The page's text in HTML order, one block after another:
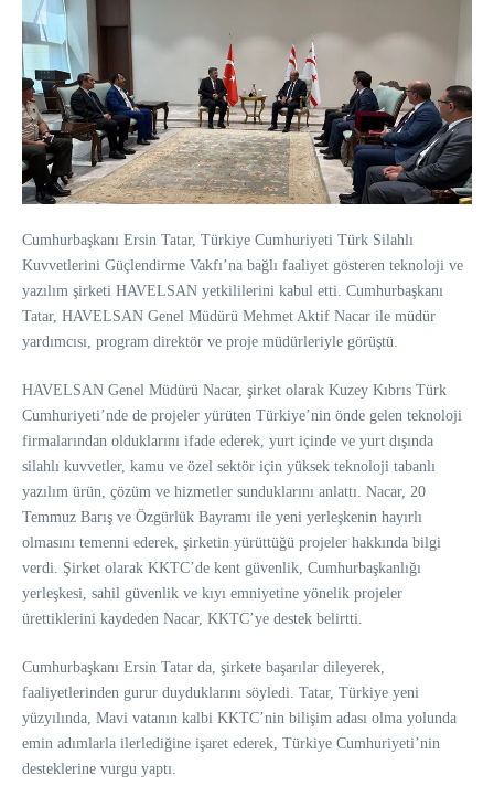
Cumhurbaşkanı Ersin Tatar, Türkiye Cumhuriyeti Türk Silahlı
Kuvvetlerini Güçlendirme Vakfı’na bağlı faaliyet gösteren teknoloji ve
yazılım şirketi HAVELSAN yetkililerini kabul etti. Cumhurbaşkanı
Tatar, HAVELSAN Genel Müdürü Mehmet Aktif Nacar ile müdür
yardımcısı, program direktör ve proje müdürleriyle görüştü.
HAVELSAN Genel Müdürü Nacar, şirket olarak Kuzey Kıbrıs Türk
Cumhuriyeti’nde de projeler yürüten Türkiye’nin önde gelen teknoloji
firmalarından olduklarını ifade ederek, yurt içinde ve yurt dışında
silahlı kuvvetler, kamu ve özel sektör için yüksek teknoloji tabanlı
yazılım ürün, çözüm ve hizmetler sunduklarını anlattı. Nacar, 20
Temmuz Barış ve Özgürlük Bayramı ile yeni yerleşkenin hayırlı
olmasını temenni ederek, şirketin yürüttüğü projeler hakkında bilgi
verdi. Şirket olarak KKTC’de kent güvenlik, Cumhurbaşkanlığı
yerleşkesi, sahil güvenlik ve kıyı emniyetine yönelik projeler
ürettiklerini kaydeden Nacar, KKTC’ye destek belirtti.
Cumhurbaşkanı Ersin Tatar da, şirkete başarılar dileyerek,
faaliyetlerinden gurur duyduklarını söyledi. Tatar, Türkiye yeni
yüzyılında, Mavi vatanın kalbi KKTC’nin bilişim adası olma yolunda
emin adımlarla ilerlediğine işaret ederek, Türkiye Cumhuriyeti’nin
desteklerine vurgu yaptı.